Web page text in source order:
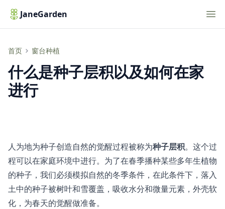
JaneGarden
首页 窗台种植
什么是种子层积以及如何在家进行
什么是种子层积以及如何在家
进行
人为地为种子创造自然的觉醒过程被称为种子层积。这个过
程可以在家庭环境中进行。为了在春季播种某些多年生植物
的种子，我们必须模拟自然的冬季条件，在此条件下，落入
土中的种子被树叶和雪覆盖，吸收水分和微量元素，外壳软
化，为春天的觉醒做准备。